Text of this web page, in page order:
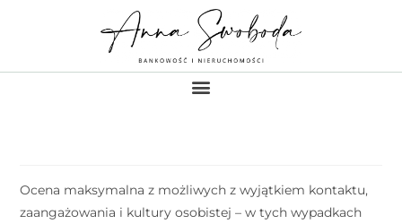
Ocena maksymalna z możliwych z wyjątkiem kontaktu,
zaangażowania i kultury osobistej – w tych wypadkach